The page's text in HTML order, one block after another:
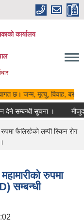
कार्यालय
छ। जन्म, मृत्यु, विवाह,
देने सम्बन्धी सुचना ।
फैलिरहेको लम्पी स्किन रोग
रुपमा
सम्बन्धी